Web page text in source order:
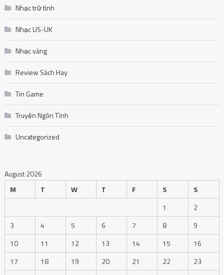
Nhạc trữ tình
Nhạc US-UK
Nhạc vàng
Review Sách Hay
Tin Game
Truyện Ngôn Tình
Uncategorized
August 2026
M
T W T F S
S
1
2
3
4 5 6 7 8
9
10
11 12 13 14 15
16
17
18 19 20 21 22
23